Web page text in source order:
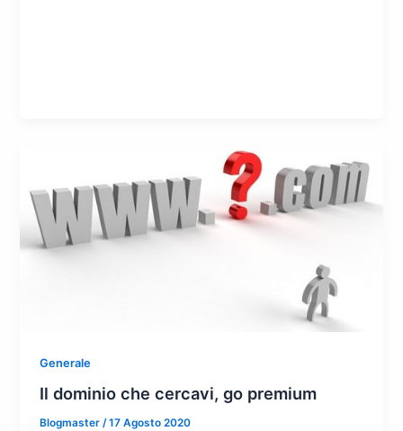
Generale
Il dominio che cercavi, go premium
Blogmaster/17 Agosto 2020